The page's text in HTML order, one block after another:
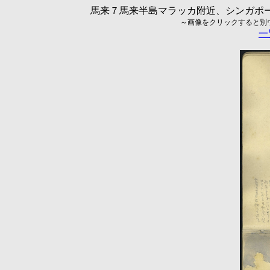
馬来７馬来半島マラッカ附近、シンガ
～画像をクリックすると
一